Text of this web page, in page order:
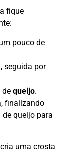
fique
pouco de
seguida por
de queijo.
finalizando
queijo para
uma crosta